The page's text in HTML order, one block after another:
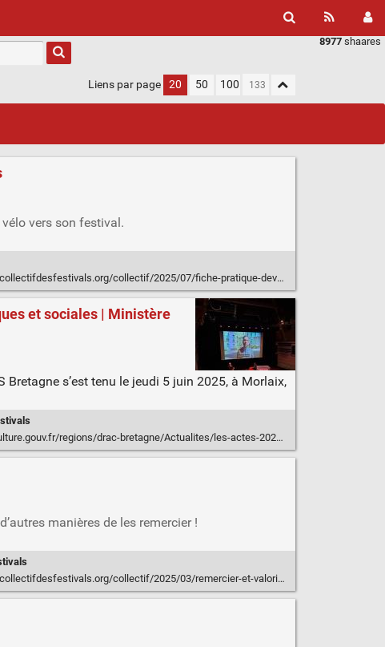
8977 shaares
Liens par page 20 50 100
vers son festival.
collectif/2025/07/fiche-pratique-developper-les-mobilites-a-velo-pour-son-festival/
et sociales | Ministère
s’est tenu le jeudi 5 juin 2025, à Morlaix,
drac-bretagne/Actualites/les-actes-2025-les-acteurs-culturels-bretons-se-concentrent-sur-les-transitions-ecologiques-et-sociales
manières de les remercier !
collectif/2025/03/remercier-et-valoriser-ses-benevoles/